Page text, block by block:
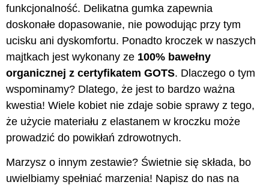
funkcjonalność. Delikatna gumka zapewnia
doskonałe dopasowanie, nie powodując przy tym
ucisku ani dyskomfortu. Ponadto kroczek w naszych
majtkach jest wykonany ze 100% bawełny
organicznej z certyfikatem GOTS. Dlaczego o tym
wspominamy? Dlatego, że jest to bardzo ważna
kwestia! Wiele kobiet nie zdaje sobie sprawy z tego,
że użycie materiału z elastanem w kroczku może
prowadzić do powikłań zdrowotnych.
Marzysz o innym zestawie? Świetnie się składa, bo
uwielbiamy spełniać marzenia! Napisz do nas na